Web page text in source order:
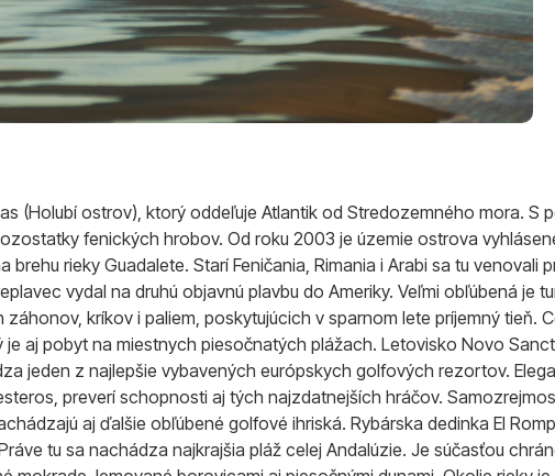
(Holubí ostrov), ktorý oddeľuje Atlantik od Stredozemného mora. S
fenických hrobov. Od roku 2003 je územie ostrova
brehu rieky Guadalete. Starí Feničania, Rimania i Arabi sa tu venovali
vydal na druhú objavnú plavbu do Ameriky. Veľmi obľúbená je
kríkov i paliem, poskytujúcich v sparnom lete príjemný tieň.
je aj pobyt na miestnych piesočnatých plážach. Letovisko Novo
jeden z najlepšie vybavených európskych golfových rezortov.
preverí schopnosti aj tých najzdatnejších hráčov.
aj ďalšie obľúbené golfové ihriská. Rybárska dedinka El
tu sa nachádza najkrajšia pláž celej Andalúzie. Je súčasťou